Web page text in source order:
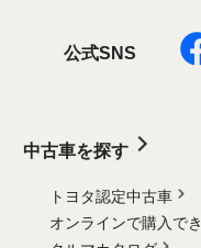
公式SNS
中古車を探す
トヨタ認定中古車
オンラインで購入で